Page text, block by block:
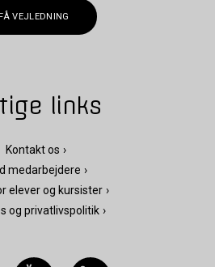
VEJLEDNING
links
Kontakt os
medarbejdere
elever og kursister
og privatlivspolitik